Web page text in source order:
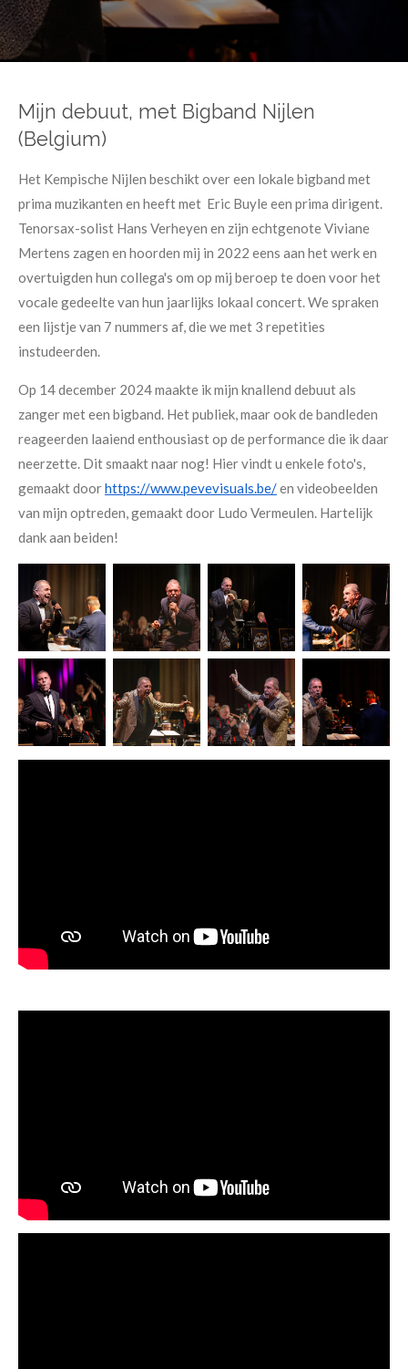
Mijn debuut, met Bigband Nijlen
(Belgium)
Het Kempische Nijlen beschikt over een lokale bigband met
prima muzikanten en heeft met Eric Buyle een prima dirigent.
Tenorsax-solist Hans Verheyen en zijn echtgenote Viviane
Mertens zagen en hoorden mij in 2022 eens aan het werk en
overtuigden hun collega's om op mij beroep te doen voor het
vocale gedeelte van hun jaarlijks lokaal concert. We spraken
een lijstje van 7 nummers af, die we met 3 repetities
instudeerden.
Op 14 december 2024 maakte ik mijn knallend debuut als
zanger met een bigband. Het publiek, maar ook de bandleden
reageerden laaiend enthousiast op de performance die ik daar
neerzette. Dit smaakt naar nog! Hier vindt u enkele foto's,
gemaakt doorhttps://www.pevevisuals.be/en videobeelden
van mijn optreden, gemaakt door Ludo Vermeulen. Hartelijk
dank aan beiden!